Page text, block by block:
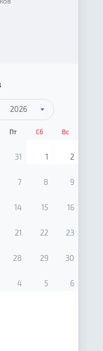
2026
Пт Сб Вс
31 1 2
7 8 9
14 15 16
21 22 23
28 29 30
4 5 6